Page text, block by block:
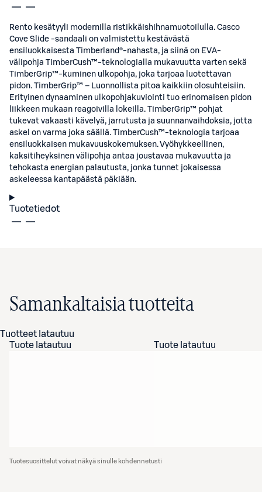
Rento kesätyyli modernilla ristikkäishihnamuotoilulla. Casco
Cove Slide -sandaali on valmistettu kestävästä
ensiluokkaisesta Timberland®-nahasta, ja siinä on EVA-
välipohja TimberCush™-teknologialla mukavuutta varten sekä
TimberGrip™-kuminen ulkopohja, joka tarjoaa luotettavan
pidon. TimberGrip™ – Luonnollista pitoa kaikkiin olosuhteisiin.
Erityinen dynaaminen ulkopohjakuviointi tuo erinomaisen pidon
liikkeen mukaan reagoivilla lokeilla. TimberGrip™ pohjat
tukevat vakaasti kävelyä, jarrutusta ja suunnanvaihdoksia, jotta
askel on varma joka säällä. TimberCush™-teknologia tarjoaa
ensiluokkaisen mukavuuskokemuksen. Vyöhykkeellinen,
kaksitiheyksinen välipohja antaa joustavaa mukavuutta ja
tehokasta energian palautusta, jonka tunnet jokaisessa
askeleessa kantapäästä päkiään.
Tuotetiedot
Samankaltaisia tuotteita
Tuotteet latautuu
Tuote latautuu
Tuote latautuu
Tuotesuosittelut voivat näkyä sinulle kohdennetusti